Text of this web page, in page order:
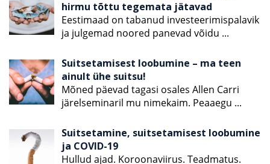
hirmu tõttu tegemata jätavad
Eestimaad on tabanud investeerimispalavik
ja julgemad noored panevad võidu ...
Suitsetamisest loobumine – ma teen
ainult ühe suitsu!
Mõned päevad tagasi osales Allen Carri
järelseminaril mu nimekaim. Peaaegu ...
Suitsetamine, suitsetamisest loobumine
ja COVID-19
Hullud ajad. Koroonaviirus. Teadmatus.